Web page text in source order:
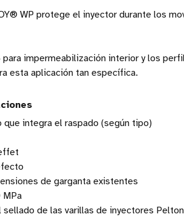
WP protege el inyector durante los
impermeabilización interior y los
esta aplicación tan específica.
que integra el raspado (según tipo)
de garganta existentes
MPa
sellado de las varillas de inyectores Pelton